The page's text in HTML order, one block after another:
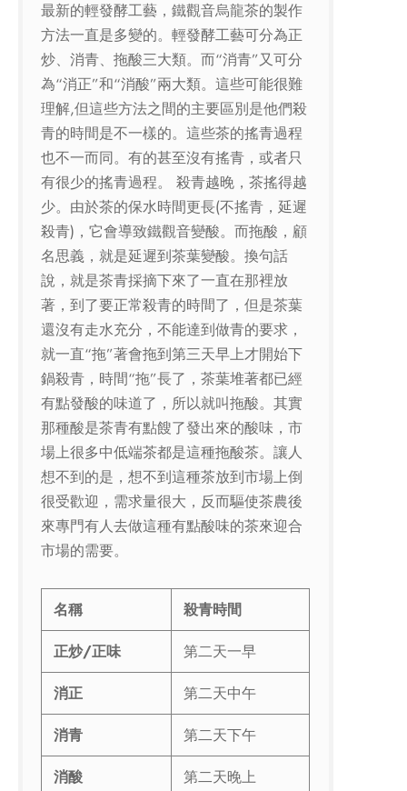
最新的輕發酵工藝，鐵觀音烏龍茶的製作
方法一直是多變的。輕發酵工藝可分為正
炒、消青、拖酸三大類。而“消青”又可分
為“消正”和“消酸”兩大類。這些可能很難
理解,但這些方法之間的主要區別是他們殺
青的時間是不一樣的。這些茶的搖青過程
也不一而同。有的甚至沒有搖青，或者只
有很少的搖青過程。 殺青越晚，茶搖得越
少。由於茶的保水時間更長(不搖青，延遲
殺青)，它會導致鐵觀音變酸。而拖酸，顧
名思義，就是延遲到茶葉變酸。換句話
說，就是茶青採摘下來了一直在那裡放
著，到了要正常殺青的時間了，但是茶葉
還沒有走水充分，不能達到做青的要求，
就一直“拖”著會拖到第三天早上才開始下
鍋殺青，時間“拖”長了，茶葉堆著都已經
有點發酸的味道了，所以就叫拖酸。其實
那種酸是茶青有點餿了發出來的酸味，市
場上很多中低端茶都是這種拖酸茶。讓人
想不到的是，想不到這種茶放到市場上倒
很受歡迎，需求量很大，反而驅使茶農後
來專門有人去做這種有點酸味的茶來迎合
市場的需要。
名稱
殺青時間
正炒/正味
第二天一早
消正
第二天中午
消青
第二天下午
消酸
第二天晚上